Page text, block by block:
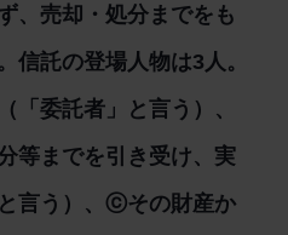
、売却・処分までをも
信託の登場人物は3人。
委託者」と言う）、
等までを引き受け、実
言う）、ⓒその財産か